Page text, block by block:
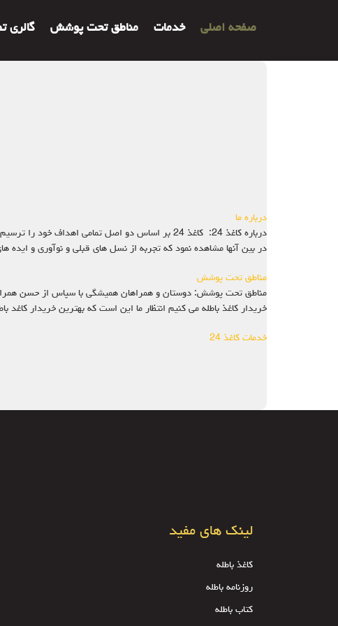
صفحه اصلی خدمات مناطق تحت پوشش گالری
درباره ما
در بین آنها مشاهده نمود که تجربه از نسل های قبلی و نوآوری و
مناطق تحت پوشش
خریدار کاغذ باطله می کنیم انتظار ما این است که بهترین خریدار کاغد
خدمات کاغذ 24
لینک های مفید
کاغذ باطله
روزنامه باطله
کتاب باطله